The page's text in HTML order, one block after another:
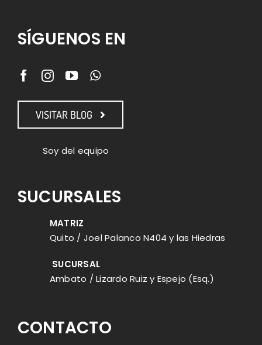
SÍGUENOS EN
VISITAR BLOG
Soy del equipo
SUCURSALES
MATRIZ
Quito / Joel Palanco N404 y las Hiedras
SUCURSAL
Ambato / Lizardo Ruiz y Espejo (Esq.)
CONTACTO